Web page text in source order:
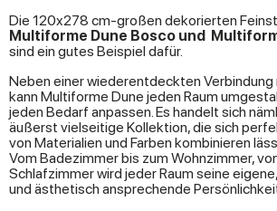
Die 120x278 cm-großen dekorierten
Multiforme Dune Bosco und
sind ein gutes Beispiel dafür.
Neben einer wiederentdeckten
kann Multiforme Dune jeden Raum
jeden Bedarf anpassen. Es handelt sich
äußerst vielseitige Kollektion, die sich
von Materialien und Farben kombinieren
Vom Badezimmer bis zum Wohnzimmer,
Schlafzimmer wird jeder Raum seine
und ästhetisch ansprechende